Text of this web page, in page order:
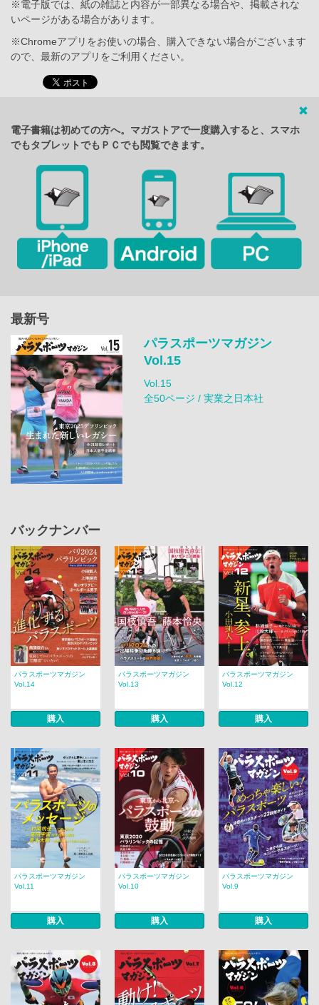
※電子版では、紙の雑誌と内容が一部異なる場合や、掲載されな
いページがある場合があります。
※Chromeアプリをお使いの場合、購入できない場合がございます
ので、最新のアプリをご利用ください。
電子書籍は初めての方へ。マガストアで一度購入すると、スマホ
でもタブレットでもＰＣでも閲覧できます。
最新号
パラスポーツマガジン
Vol.15
Vol.15
全50ページ / 実業之日本社
バックナンバー
パラスポーツマガジン
Vol.14
購入
パラスポーツマガジン
Vol.13
購入
パラスポーツマガジン
Vol.12
購入
パラスポーツマガジン
Vol.11
購入
パラスポーツマガジン
Vol.10
購入
パラスポーツマガジン
Vol.9
購入